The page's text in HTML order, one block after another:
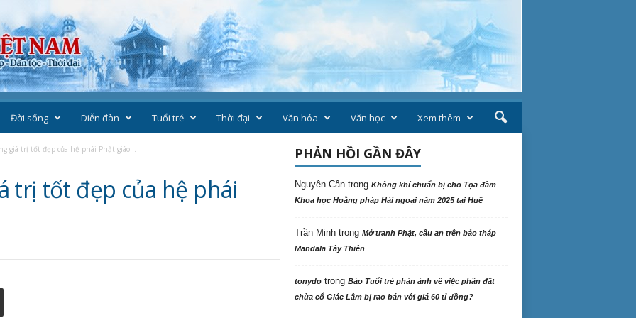
Đời sống Diễn đàn Tuổi trẻ Thời đại Văn hóa Văn học Xem thêm
giá trị tốt đẹp của hệ phái Phật giáo...
trị tốt đẹp của hệ phái
PHẢN HỒI GẦN ĐÂY
Nguyên Cầntrong Không khí chuẩn bị cho Tọa đàm
Khoa học Hoằng pháp Hải ngoại năm 2025 tại Huế
Trần Minhtrong Mở tranh Phật, cầu an trên bảo tháp
Mandala Tây Thiên
tonydotrong Báo Tuổi trẻ phản ảnh về việc phần đất
chùa cổ Giác Lâm bị rao bán với giá 60 tỉ đồng?